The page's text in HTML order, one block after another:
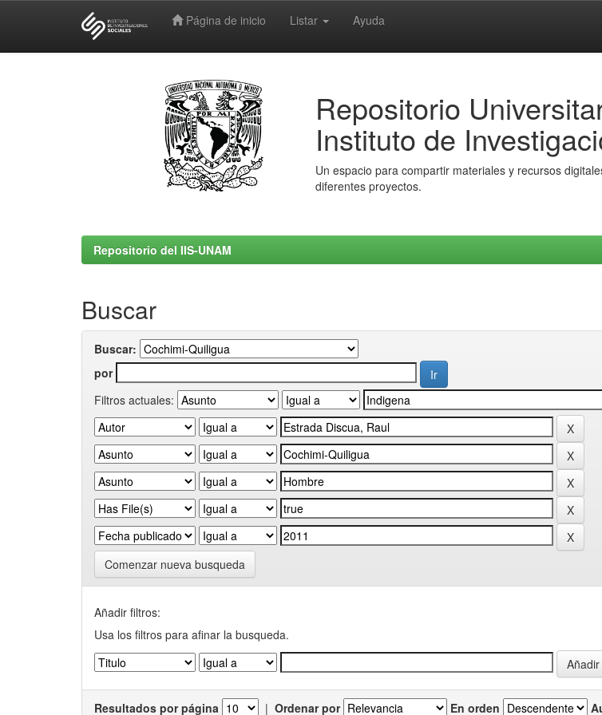
Página de inicio Listar Ayuda
Repositorio
Instituto de
Un espacio para compartir materiales y recursos
diferentes proyectos.
Repositorio del IIS-UNAM
Buscar
Buscar:
por
Filtros actuales:
Comenzar nueva busqueda
Añadir filtros:
Usa los filtros para afinar la busqueda.
Resultados por página | Ordenar por En orden